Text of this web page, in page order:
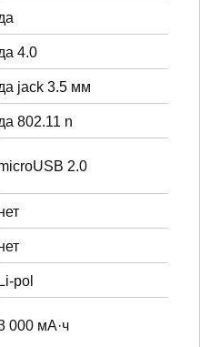
4.0
jack 3.5 мм
802.11 n
2.0
Li-pol
000 мА·ч